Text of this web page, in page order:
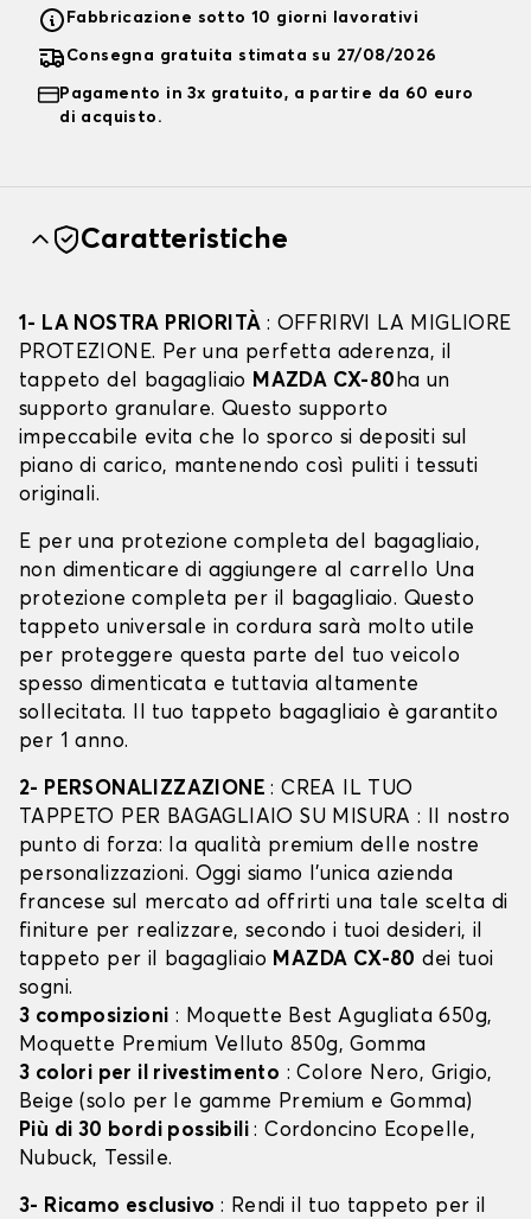
Fabbricazione sotto 10 giorni lavorativi
Consegna gratuita stimata su 27/08/2026
Pagamento in 3x gratuito, a partire da 60 euro
di acquisto.
Caratteristiche
1- LA NOSTRA PRIORITÀ : OFFRIRVI LA MIGLIORE
PROTEZIONE. Per una perfetta aderenza, il
tappeto del bagagliaio MAZDA CX-80ha un
supporto granulare. Questo supporto
impeccabile evita che lo sporco si depositi sul
piano di carico, mantenendo così puliti i tessuti
originali.
E per una protezione completa del bagagliaio,
non dimenticare di aggiungere al carrello Una
protezione completa per il bagagliaio. Questo
tappeto universale in cordura sarà molto utile
per proteggere questa parte del tuo veicolo
spesso dimenticata e tuttavia altamente
sollecitata. Il tuo tappeto bagagliaio è garantito
per 1 anno.
2- PERSONALIZZAZIONE: CREA IL TUO
TAPPETO PER BAGAGLIAIO SU MISURA : Il nostro
punto di forza: la qualità premium delle nostre
personalizzazioni. Oggi siamo l’unica azienda
francese sul mercato ad offrirti una tale scelta di
finiture per realizzare, secondo i tuoi desideri, il
tappeto per il bagagliaio MAZDA CX-80 dei tuoi
sogni.
3 composizioni : Moquette Best Agugliata 650g,
Moquette Premium Velluto 850g, Gomma
3 colori per il rivestimento : Colore Nero, Grigio,
Beige (solo per le gamme Premium e Gomma)
Più di 30 bordi possibili: Cordoncino Ecopelle,
Nubuck, Tessile.
3- Ricamo esclusivo : Rendi il tuo tappeto per il